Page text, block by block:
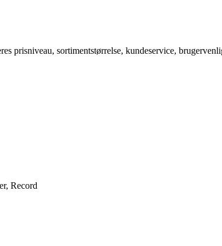
prisniveau, sortimentstørrelse, kundeservice,
Record